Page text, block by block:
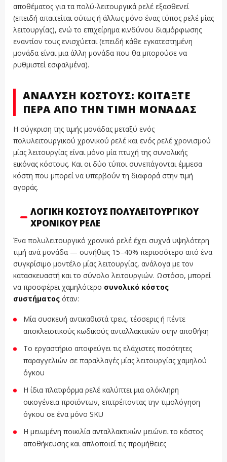
αποθέματος για τα πολύ-λειτουργικά ρελέ εξασθενεί
(επειδή απαιτείται ούτως ή άλλως μόνο ένας τύπος ρελέ μίας
λειτουργίας), ενώ το επιχείρημα κινδύνου διαμόρφωσης
εναντίον τους ενισχύεται (επειδή κάθε εγκατεστημένη
μονάδα είναι μια άλλη μονάδα που θα μπορούσε να
ρυθμιστεί εσφαλμένα).
ΑΝΆΛΥΣΗ ΚΌΣΤΟΥΣ: ΚΟΙΤΆΞΤΕ
ΠΈΡΑ ΑΠΌ ΤΗΝ ΤΙΜΉ ΜΟΝΆΔΑΣ
Η σύγκριση της τιμής μονάδας μεταξύ ενός
πολυλειτουργικού χρονικού ρελέ και ενός ρελέ χρονισμού
μίας λειτουργίας είναι μόνο μία πτυχή της συνολικής
εικόνας κόστους. Και οι δύο τύποι συνεπάγονται έμμεσα
κόστη που μπορεί να υπερβούν τη διαφορά στην τιμή
αγοράς.
ΛΟΓΙΚΉ ΚΌΣΤΟΥΣ ΠΟΛΥΛΕΙΤΟΥΡΓΙΚΟΎ
ΧΡΟΝΙΚΟΎ ΡΕΛΈ
Ένα πολυλειτουργικό χρονικό ρελέ έχει συχνά υψηλότερη
τιμή ανά μονάδα — συνήθως 15–40% περισσότερο από ένα
συγκρίσιμο μοντέλο μίας λειτουργίας, ανάλογα με τον
κατασκευαστή και το σύνολο λειτουργιών. Ωστόσο, μπορεί
να προσφέρει χαμηλότερο συνολικό κόστος
συστήματος όταν:
Μία συσκευή αντικαθιστά τρεις, τέσσερις ή πέντε
αποκλειστικούς κωδικούς ανταλλακτικών στην αποθήκη
Το εργαστήριο αποφεύγει τις ελάχιστες ποσότητες
παραγγελιών σε παραλλαγές μίας λειτουργίας χαμηλού
όγκου
Η ίδια πλατφόρμα ρελέ καλύπτει μια ολόκληρη
οικογένεια προϊόντων, επιτρέποντας την τιμολόγηση
όγκου σε ένα μόνο SKU
Η μειωμένη ποικιλία ανταλλακτικών μειώνει το κόστος
αποθήκευσης και απλοποιεί τις προμήθειες